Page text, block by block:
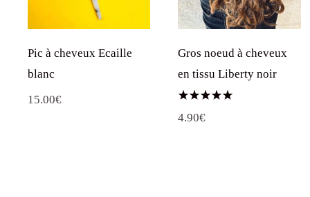
Pic à cheveux Ecaille
blanc
15.00€
Gros noeud à cheveux
en tissu Liberty noir
5.00
4.90€